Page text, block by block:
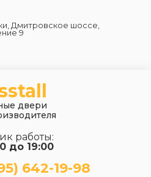
, Дмитровское шоссе,
9
двери
работы:
до 19:00
642-19-98